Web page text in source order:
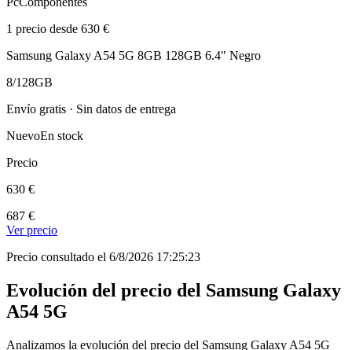
1 precio desde 630 €
Samsung Galaxy A54 5G 8GB 128GB 6.4" Negro
8/128GB
Envío gratis · Sin datos de entrega
NuevoEn stock
Precio
630 €
687 €
Ver precio
Precio consultado el 6/8/2026 17:25:23
Evolución del precio del Samsung Galaxy
A54 5G
Analizamos la evolución del precio del Samsung Galaxy A54 5G